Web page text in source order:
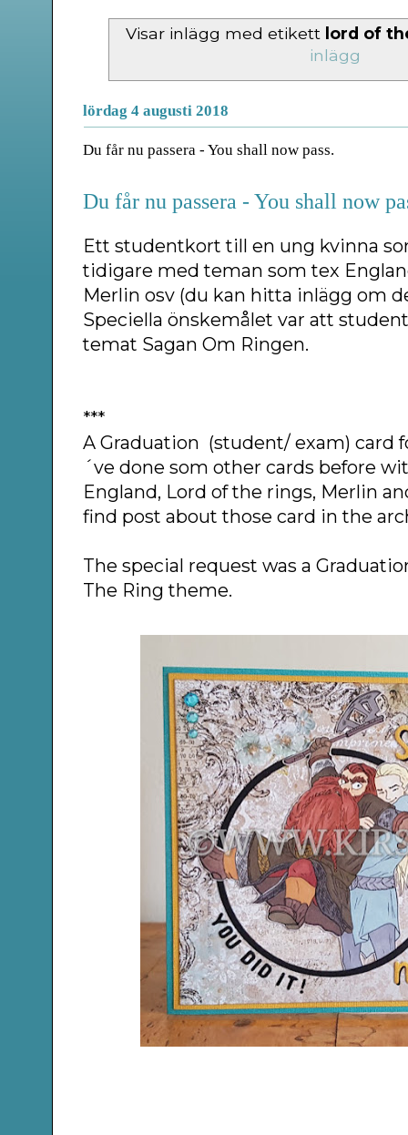
Visar inlägg med etikett lord of
inlägg
lördag 4 augusti 2018
Du får nu passera - You shall now pass.
Du får nu passera - You shall now
Ett studentkort till en ung kvinna
tidigare med teman som tex
Merlin osv (du kan hitta inlägg om
Speciella önskemålet var att
temat Sagan Om Ringen.
***
A Graduation (student/ exam) card
´ve done som other cards before
England, Lord of the rings, Merlin
find post about those card in the
The special request was a
The Ring theme.